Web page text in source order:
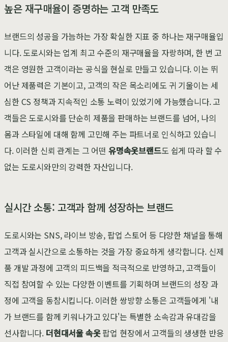
높은 재구매율이 증명하는 고객 만족도
브랜드의 성공을 가늠하는 가장 확실한 지표 중 하나는 재구매율입
니다. 도로시와는 업계 최고 수준의 재구매율을 자랑하며, 한 번 고
객은 영원한 고객이라는 공식을 현실로 만들고 있습니다. 이는 뛰
어난 제품력은 기본이고, 고객의 작은 목소리에도 귀 기울이는 세
심한 CS 정책과 지속적인 소통 노력이 있었기에 가능했습니다. 고
객들은 도로시와를 단순히 제품을 판매하는 브랜드를 넘어, 나의
몸과 스타일에 대해 함께 고민해 주는 파트너로 인식하고 있습니
다. 이러한 신뢰 관계는 그 어떤 유명속옷브랜드도 쉽게 따라 할 수
없는 도로시와만의 강력한 자산입니다.
실시간 소통: 고객과 함께 성장하는 브랜드
도로시와는 SNS, 라이브 방송, 팝업 스토어 등 다양한 채널을 통해
고객과 실시간으로 소통하는 것을 가장 중요하게 생각합니다. 신제
품 개발 과정에 고객의 피드백을 적극적으로 반영하고, 고객들이
직접 참여할 수 있는 다양한 이벤트를 기획하며 브랜드의 성장 과
정에 고객을 동참시킵니다. 이러한 쌍방향 소통은 고객들에게 '내
가 브랜드를 함께 키워나가고 있다'는 특별한 소속감과 유대감을
선사합니다. 더현대서울 속옷팝업 현장에서 고객들의 생생한 반응